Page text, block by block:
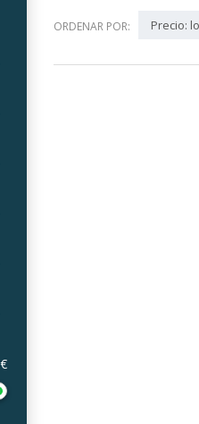
ORDENAR POR: Precio: